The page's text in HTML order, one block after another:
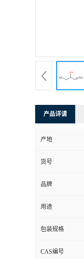
产品详请
产地
货号
品牌
用途
包装规格
CAS编号